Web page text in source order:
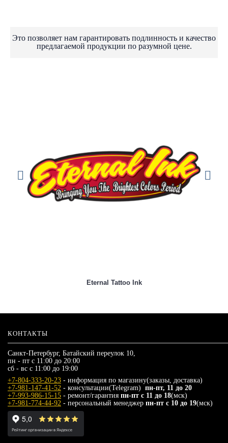
Это позволяет нам гарантировать подлинность и качество
предлагаемой продукции по разумной цене.
Eternal Tattoo Ink
КОНТАКТЫ
Санкт-Петербург, Батайский переулок 10,
пн - пт с 11:00 до 20:00
сб - вс с 11:00 до 19:00
+7-804-333-20-23 - информация по магазину(заказы, доставка)
+7-981-147-41-52 - консультации(Telegram) пн-пт, 11 до 20
+7-993-986-15-15 - ремонт/гарантия пн-пт с 11 до 18(мск)
+7-981-774-44-92 - персональный менеджер пн-пт с 10 до 19(мск)